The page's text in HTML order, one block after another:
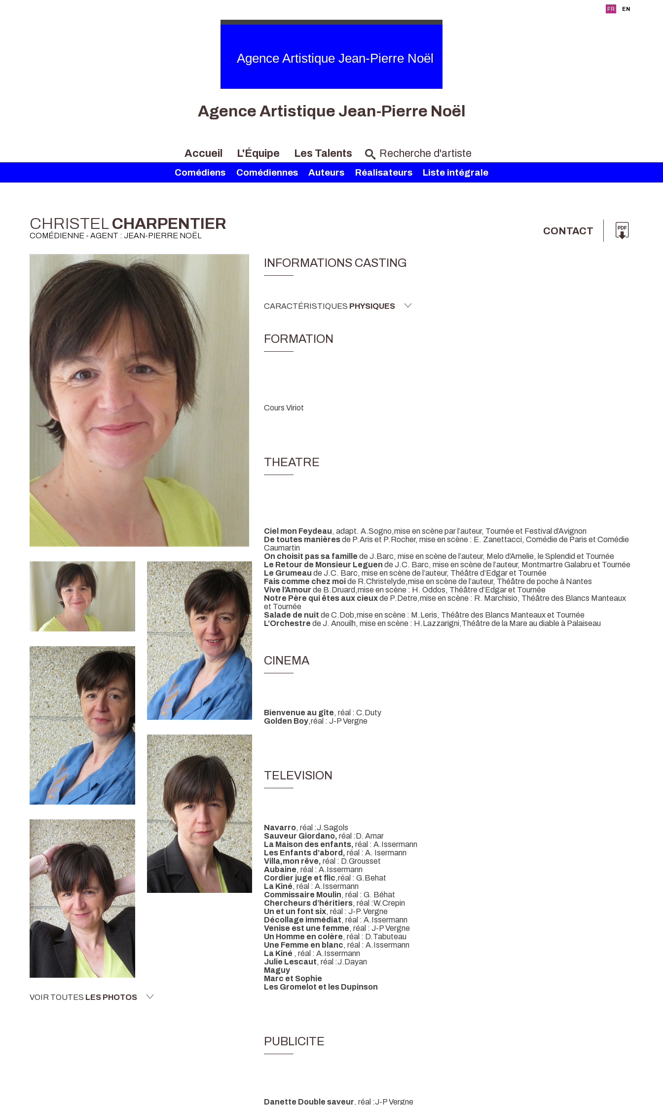
FR EN
Agence Artistique Jean-Pierre Noël
Agence Artistique Jean-Pierre Noël
Accueil L'Équipe Les Talents
Comédiens Comédiennes Auteurs Réalisateurs Liste intégrale
CHRISTEL CHARPENTIER
COMÉDIENNE - AGENT : JEAN-PIERRE NOËL CONTACT
VOIR TOUTES LES PHOTOS
INFORMATIONS CASTING
CARACTÉRISTIQUES PHYSIQUES
FORMATION
Cours Viriot
THEATRE
Ciel mon Feydeau, adapt. A.Sogno,mise en scène par l’auteur, Tournée et Festival d’Avignon
De toutes manièresde P.Aris et P.Rocher, mise en scène : E. Zanettacci, Comédie de Paris et Comédie
Caumartin
On choisit pas sa famille de J.Barc, mise en scène de l’auteur, Melo d’Amelie, le Splendid et Tournée
Le Retour de Monsieur Leguen de J.C. Barc, mise en scène de l’auteur, Montmartre Galabru et Tournée
Le Grumeau de J.C. Barc, mise en scène de l’auteur, Théâtre d’Edgar et Tournée
Fais comme chez moide R.Christelyde,mise en scène de l’auteur, Théâtre de poche à Nantes
Vive l’Amour de B.Druard,mise en scène : H. Oddos, Théâtre d’Edgar et Tournée
Notre Père qui êtes aux cieuxde P.Detre,mise en scène : R. Marchisio, Théâtre des Blancs Manteaux
et Tournée
Salade de nuit de C.Dob,mise en scène : M.Leris, Théâtre des Blancs Manteaux et Tournée
L’Orchestre de J. Anouilh, mise en scène : H.Lazzarigni,Théâtre de la Mare au diable à Palaiseau
CINEMA
Bienvenue au gîte, réal : C.Duty
Golden Boy,réal : J-P Vergne
TELEVISION
Navarro, réal :J.Sagols
Sauveur Giordano, réal :D. Amar
La Maison des enfants, réal : A.Issermann
Les Enfants d’abord, réal : A. Isermann
Villa,mon rêve, réal : D.Grousset
Aubaine, réal : A.Issermann
Cordier juge et flic,réal : G.Behat
La Kiné, réal : A.Issermann
Commissaire Moulin, réal : G. Béhat
Chercheurs d’héritiers, réal :W.Crepin
Un et un font six, réal : J-P.Vergne
Décollage immédiat, réal : A.Issermann
Venise est une femme, réal : J-P Vergne
Un Homme en colère, réal : D.Tabuteau
Une Femme en blanc, réal : A.Issermann
La Kiné , réal : A.Issermann
Julie Lescaut, réal :J.Dayan
Maguy
Marc et Sophie
Les Gromelot et les Dupinson
PUBLICITE
Danette Double saveur, réal :J-P Vergne